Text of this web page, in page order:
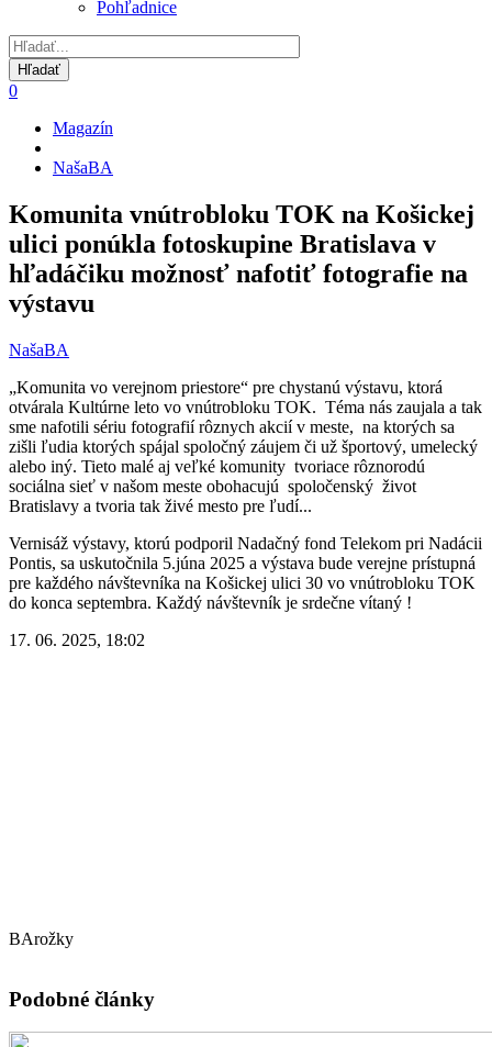
Pohľadnice
0
Omrvinka
Magazín
NašaBA
Komunita vnútrobloku TOK na Košickej
ulici ponúkla fotoskupine Bratislava v
hľadáčiku možnosť nafotiť fotografie na
výstavu
NašaBA
„Komunita vo verejnom priestore“ pre chystanú výstavu, ktorá
otvárala Kultúrne leto vo vnútrobloku TOK. Téma nás zaujala a tak
sme nafotili sériu fotografií rôznych akcií v meste, na ktorých sa
zišli ľudia ktorých spájal spoločný záujem či už športový, umelecký
alebo iný. Tieto malé aj veľké komunity tvoriace rôznorodú
sociálna sieť v našom meste obohacujú spoločenský život
Bratislavy a tvoria tak živé mesto pre ľudí...
Vernisáž výstavy, ktorú podporil Nadačný fond Telekom pri Nadácii
Pontis, sa uskutočnila 5.júna 2025 a výstava bude verejne prístupná
pre každého návštevníka na Košickej ulici 30 vo vnútrobloku TOK
do konca septembra. Každý návštevník je srdečne vítaný !
17. 06. 2025, 18:02
BArožky
Podobné články